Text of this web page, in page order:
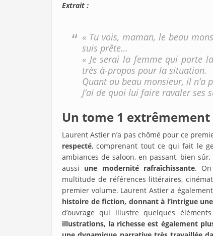
Extrait :
« Tu vois, maman, le beau
suis prête…
« Je serai la femme qui porte
très à-propos pour la situation.
Quant au beau monsieur, il n’a
J’ai de quoi lui faire ravaler ses
Un tome 1
Laurent Astier n’a pas chômé pour ce
respecté, comprenant tout ce qui fait le
ambiances de saloon, en passant, bien
aussi une modernité rafraîchissante.
multitude de références littéraires,
premier volume. Laurent Astier a également
histoire de fiction, donnant à l’intrigue
d’ouvrage qui illustre quelques
illustrations, la richesse est également